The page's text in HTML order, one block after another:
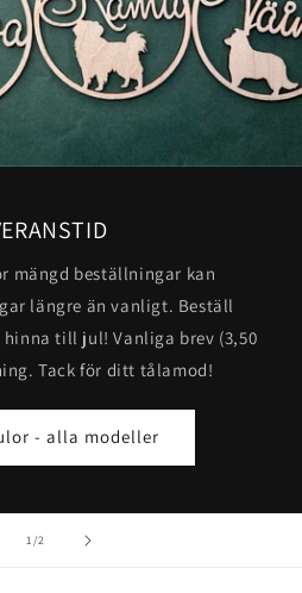
mängd beställningar kan
längre än vanligt. Beställ
hinna till jul! Vanliga brev (3,50
Tack för ditt tålamod!
- alla modeller
1//2